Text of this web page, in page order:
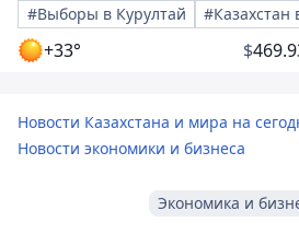
#Выборы в Курултай
#Казахстан
+33° $
Новости Казахстана и мира на
Новости экономики и бизнеса
Экономика и